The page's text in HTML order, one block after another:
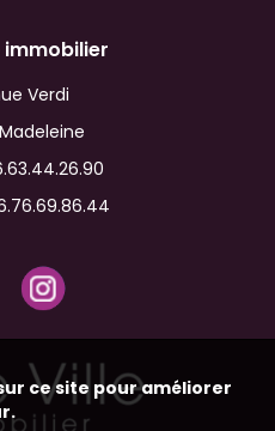
immobilier
Verdi
Madeleine
ce site pour améliorer